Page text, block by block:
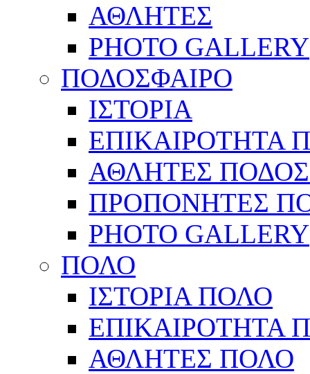
ΑΘΛΗΤΕΣ
PHOTO GALLERY
ΠΟΔΟΣΦΑΙΡΟ
ΙΣΤΟΡΙΑ
ΕΠΙΚΑΙΡΟΤΗΤΑ
ΑΘΛΗΤΕΣ
ΠΡΟΠΟΝΗΤΕΣ
PHOTO GALLERY
ΠΟΛΟ
ΙΣΤΟΡΙΑ ΠΟΛΟ
ΕΠΙΚΑΙΡΟΤΗΤΑ
ΑΘΛΗΤΕΣ ΠΟΛΟ